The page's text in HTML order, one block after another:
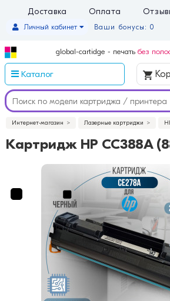
Доставка Оплата
Ваши бонусы: 0
Личный кабинет
global-cartidge - печать без
Каталог
Интернет-магазин Лазерные картриджи
Картридж HP CC388A